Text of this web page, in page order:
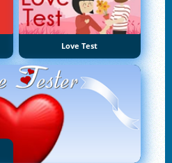
Love Test